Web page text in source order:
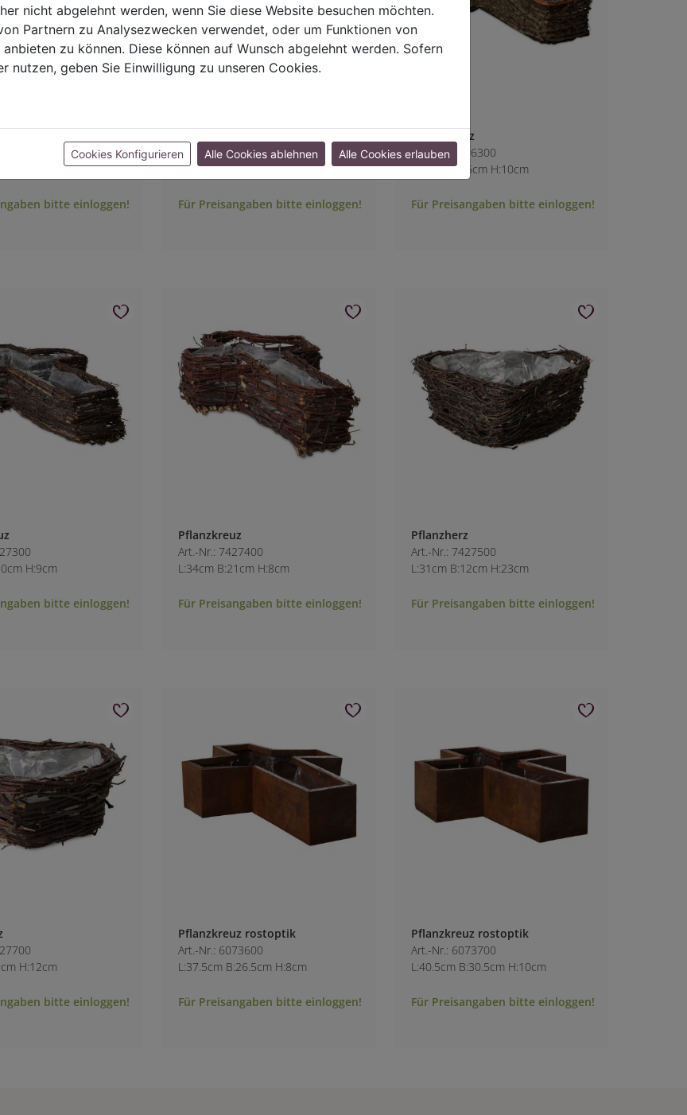
H:8cm
bitte einloggen!
Art.-Nr.: 5206000
B:20cm H:6cm
Für Preisangaben bitte einloggen!
Pflanzkreuz
Art.-Nr.: 7426300
L:47cm B:35cm H:10cm
Für Preisangaben bitte einloggen!
H:9cm
bitte einloggen!
Pflanzkreuz
Art.-Nr.: 7427400
L:34cm B:21cm H:8cm
Für Preisangaben bitte einloggen!
Pflanzherz
Art.-Nr.: 7427500
L:31cm B:12cm H:23cm
Für Preisangaben bitte einloggen!
H:12cm
bitte einloggen!
Pflanzkreuz rostoptik
Art.-Nr.: 6073600
L:37.5cm B:26.5cm H:8cm
Für Preisangaben bitte einloggen!
Pflanzkreuz rostoptik
Art.-Nr.: 6073700
L:40.5cm B:30.5cm H:10cm
Für Preisangaben bitte einloggen!
nicht abgelehnt werden, wenn Sie diese Website besuchen möchten.
Partnern zu Analysezwecken verwendet, oder um Funktionen von
zu können. Diese können auf Wunsch abgelehnt werden. Sofern
nutzen, geben Sie Einwilligung zu unseren Cookies.
Cookies Konfigurieren Alle Cookies ablehnen Alle Cookies erlauben